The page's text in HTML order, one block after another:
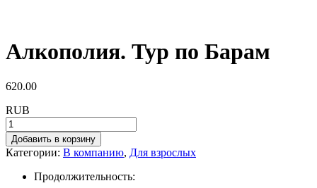
Алкополия. Тур по Барам
620.00
RUB
Добавить в корзину
Категории: В компанию, Для взрослых
Продолжительность: